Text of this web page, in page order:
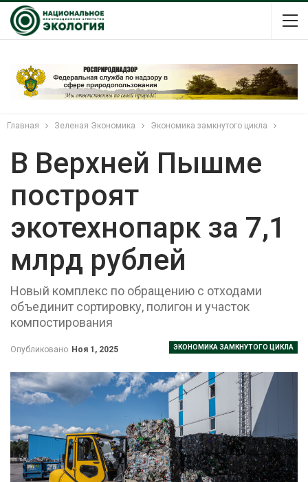
Главная Зеленая Экономика Экономика замкнутого цикла
В Верхней Пышме
построят
экотехнопарк за 7,1
млрд рублей
Новый комплекс по обращению с отходами
объединит сортировку, полигон и участок
компостирования
ЭКОНОМИКА ЗАМКНУТОГО ЦИКЛА
Опубликовано Ноя 1, 2025